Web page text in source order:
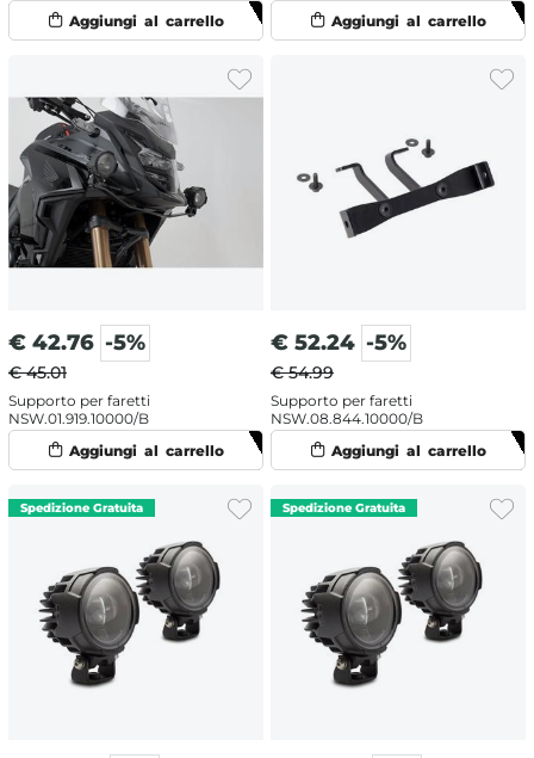
€ 42.76 -5%
€ 45.01
Supporto per faretti
NSW.01.919.10000/B
€ 52.24 -5%
€ 54.99
Supporto per faretti
NSW.08.844.10000/B